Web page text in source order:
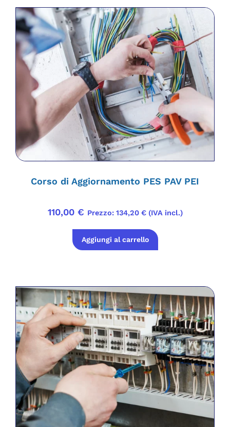
Corso di Aggiornamento PES PAV PEI
110,00 € Prezzo: 134,20 €(IVA incl.)
Aggiungi al carrello